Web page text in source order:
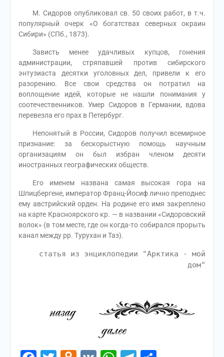
М. Сидоров опубликовал св. 50 своих работ, в т.ч.
популярный очерк «О богатствах северных окраин
Сибири» (СПб., 1873).
Зависть менее удачливых купцов, гонения
администрации, стряпавшей против сибирского
энтузиаста десятки уголовных дел, привели к его
разорению. Все свои средства он потратил на
воплощение идей, которые не нашли понимания у
соотечественников. Умер Сидоров в Германии, вдова
перевезла его прах в Петербург.
Непонятый в России, Сидоров получил всемирное
признание: за бескорыстную помощь научным
организациям он был избран членом десяти
иностранных географических обществ.
Его именем названа самая высокая гора на
Шпицбергене, император Франц-Йосиф лично преподнес
ему австрийский орден. На родине его имя закреплено
на карте Красноярского кр. — в названии «Сидоровский
волок» (в том месте, где он когда-то собирался прорыть
канал между рр. Турухан и Таз).
статья из энциклопедии "Арктика - мой
дом"